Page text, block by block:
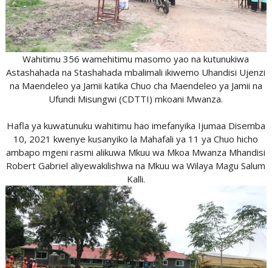
Wahitimu 356 wamehitimu masomo yao na kutunukiwa
Astashahada na Stashahada mbalimali ikiwemo Uhandisi Ujenzi
na Maendeleo ya Jamii katika Chuo cha Maendeleo ya Jamii na
Ufundi Misungwi (CDTTI) mkoani Mwanza.
Hafla ya kuwatunuku wahitimu hao imefanyika Ijumaa Disemba
10, 2021 kwenye kusanyiko la Mahafali ya 11 ya Chuo hicho
ambapo mgeni rasmi alikuwa Mkuu wa Mkoa Mwanza Mhandisi
Robert Gabriel aliyewakilishwa na Mkuu wa Wilaya Magu Salum
Kalli.